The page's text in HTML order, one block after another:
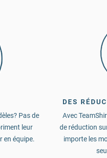
Pas de
leur
en équipe.
DES
Avec
de réduction
importe les